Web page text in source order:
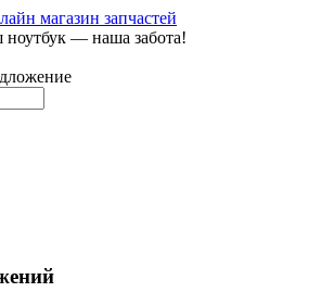
— наша забота!